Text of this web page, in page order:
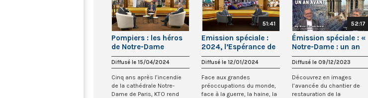
Pompiers : les héros
de Notre-Dame
Diffusé le 15/04/2024
Cinq ans après l’incendie
de la cathédrale Notre-
Dame de Paris, KTO rend
51:41
Emission spéciale :
2024, l’Espérance de
la jeunesse
Diffusé le 12/01/2024
Face aux grandes
préoccupations du monde,
face à la guerre, la haine, la
52:17
Émission spéciale : «
Notre-Dame : un an
avant »
Diffusé le 09/12/2023
Découvrez en images
l’avancée du chantier de
restauration de la